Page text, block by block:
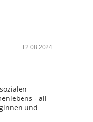
12.08.2024
- all
und